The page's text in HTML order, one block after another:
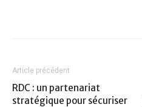
Article précédent
RDC : un partenariat
stratégique pour sécuriser